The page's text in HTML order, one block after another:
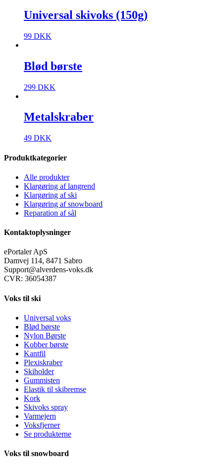
Universal skivoks (150g)
99 DKK
Blød børste
299 DKK
Metalskraber
49 DKK
Produktkategorier
Alle produkter
Klargøring af langrend
Klargøring af ski
Klargøring af snowboard
Reparation af sål
Kontaktoplysninger
ePortaler ApS
Damvej 114, 8471 Sabro
Support@alverdens-voks.dk
CVR: 36054387
Voks til ski
Universal voks
Blød børste
Nylon Børste
Kobber børste
Kantfil
Plexiskraber
Skiholder
Gummisten
Elastik til skibremse
Kork
Skivoks spray
Varmejern
Voksfjerner
Se produkterne
Voks til snowboard